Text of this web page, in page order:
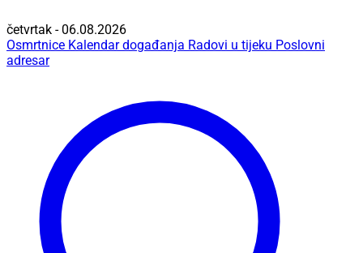
četvrtak - 06.08.2026
Osmrtnice Kalendar događanja Radovi u tijeku Poslovni
adresar